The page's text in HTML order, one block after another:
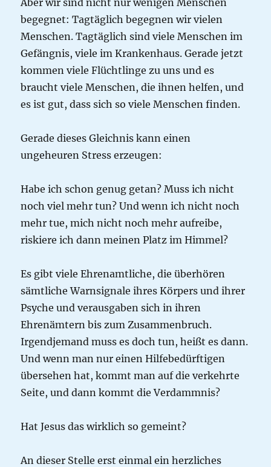
Aber wir sind nicht nur wenigen Menschen
begegnet: Tagtäglich begegnen wir vielen
Menschen. Tagtäglich sind viele Menschen im
Gefängnis, viele im Krankenhaus. Gerade jetzt
kommen viele Flüchtlinge zu uns und es
braucht viele Menschen, die ihnen helfen, und
es ist gut, dass sich so viele Menschen finden.
Gerade dieses Gleichnis kann einen
ungeheuren Stress erzeugen:
Habe ich schon genug getan? Muss ich nicht
noch viel mehr tun? Und wenn ich nicht noch
mehr tue, mich nicht noch mehr aufreibe,
riskiere ich dann meinen Platz im Himmel?
Es gibt viele Ehrenamtliche, die überhören
sämtliche Warnsignale ihres Körpers und ihrer
Psyche und verausgaben sich in ihren
Ehrenämtern bis zum Zusammenbruch.
Irgendjemand muss es doch tun, heißt es dann.
Und wenn man nur einen Hilfebedürftigen
übersehen hat, kommt man auf die verkehrte
Seite, und dann kommt die Verdammnis?
Hat Jesus das wirklich so gemeint?
An dieser Stelle erst einmal ein herzliches